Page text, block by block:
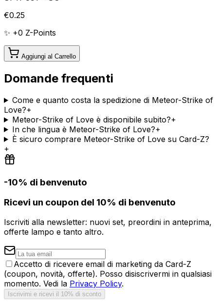
€0.25
✨ +0 Z-Points
Aggiungi al Carrello
Domande frequenti
Come e quanto costa la spedizione di Meteor-Strike of
Love?+
Meteor-Strike of Love è disponibile subito?+
In che lingua è Meteor-Strike of Love?+
È sicuro comprare Meteor-Strike of Love su Card-Z?
+
-10% di benvenuto
Ricevi un coupon del 10% di benvenuto
Iscriviti alla newsletter: nuovi set, preordini in anteprima,
offerte lampo e tanto altro.
Accetto di ricevere email di marketing da Card-Z
(coupon, novità, offerte). Posso disiscrivermi in qualsiasi
momento. Vedi la Privacy Policy.
Iscrivimi e ricevi il 10% di sconto